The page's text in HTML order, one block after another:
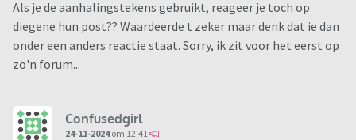
Als je de aanhalingstekens gebruikt, reageer je toch op
diegene hun post?? Waardeerde t zeker maar denk dat ie dan
onder een anders reactie staat. Sorry, ik zit voor het eerst op
zo'n forum...
Confusedgirl
24-11-2024om 12:41